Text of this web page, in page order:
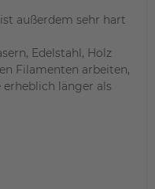
außerdem sehr hart
Edelstahl, Holz
Filamenten arbeiten,
erheblich länger als